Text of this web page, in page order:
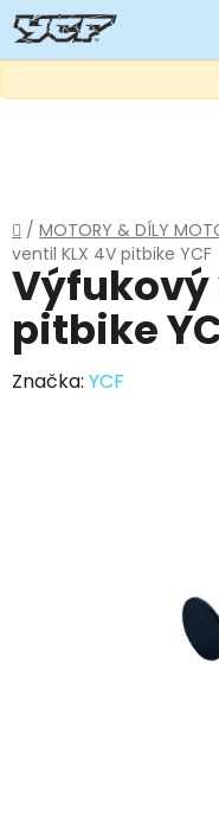
Domů
/ MOTORY & DÍLY
ventil KLX 4V pitbike YCF
Výfukový
pitbike
Značka: YCF